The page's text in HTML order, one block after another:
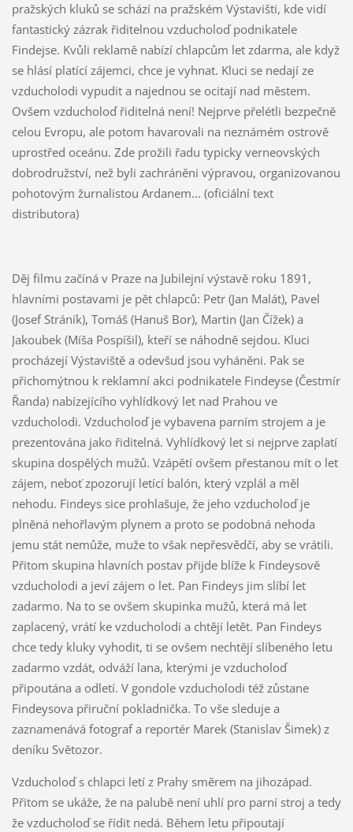
pražských kluků se schází na pražském Výstavišti, kde vidí
fantastický zázrak řiditelnou vzducholoď podnikatele
Findejse. Kvůli reklamě nabízí chlapcům let zdarma, ale když
se hlásí platící zájemci, chce je vyhnat. Kluci se nedají ze
vzducholodi vypudit a najednou se ocitají nad městem.
Ovšem vzducholoď řiditelná není! Nejprve přelétli bezpečně
celou Evropu, ale potom havarovali na neznámém ostrově
uprostřed oceánu. Zde prožili řadu typicky verneovských
dobrodružství, než byli zachráněni výpravou, organizovanou
pohotovým žurnalistou Ardanem... (oficiální text
distributora)
Děj filmu začíná v Praze na Jubilejní výstavě roku 1891,
hlavními postavami je pět chlapců: Petr (Jan Malát), Pavel
(Josef Stráník), Tomáš (Hanuš Bor), Martin (Jan Čížek) a
Jakoubek (Míša Pospíšil), kteří se náhodně sejdou. Kluci
procházejí Výstaviště a odevšud jsou vyháněni. Pak se
přichomýtnou k reklamní akci podnikatele Findeyse (Čestmír
Řanda) nabízejícího vyhlídkový let nad Prahou ve
vzducholodi. Vzducholoď je vybavena parním strojem a je
prezentována jako řiditelná. Vyhlídkový let si nejprve zaplatí
skupina dospělých mužů. Vzápětí ovšem přestanou mít o let
zájem, neboť zpozorují letící balón, který vzplál a měl
nehodu. Findeys sice prohlašuje, že jeho vzducholoď je
plněná nehořlavým plynem a proto se podobná nehoda
jemu stát nemůže, muže to však nepřesvědčí, aby se vrátili.
Přitom skupina hlavních postav přijde blíže k Findeysově
vzducholodi a jeví zájem o let. Pan Findeys jim slíbí let
zadarmo. Na to se ovšem skupinka mužů, která má let
zaplacený, vrátí ke vzducholodi a chtějí letět. Pan Findeys
chce tedy kluky vyhodit, ti se ovšem nechtějí slíbeného letu
zadarmo vzdát, odváží lana, kterými je vzducholoď
připoutána a odletí. V gondole vzducholodi též zůstane
Findeysova přiruční pokladnička. To vše sleduje a
zaznamenává fotograf a reportér Marek (Stanislav Šimek) z
deníku Světozor.
Vzducholoď s chlapci letí z Prahy směrem na jihozápad.
Přitom se ukáže, že na palubě není uhlí pro parní stroj a tedy
že vzducholoď se řídit nedá. Během letu připoutají